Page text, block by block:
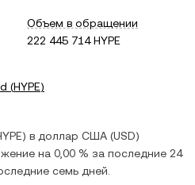
Объем в обращении
222 445 714 HYPE
(HYPE)
) в доллар США (USD)
на 0,00 % за последние 24
семь дней.